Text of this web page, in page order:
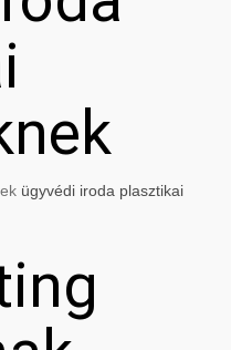
ügyvédi iroda plasztikai